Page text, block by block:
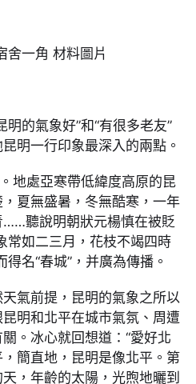
舍一角 材料圖片
明的氣象好”和“有很多老友”
明一行印象最深入的兩點。
地處亞寒帶低緯度高原的昆
夏無盛暑，冬無酷寒，一年
……聽說明朝狀元楊慎在被貶
常如二三月，花枝不竭四時
名“春城”，并廣為傳播。
氣前提，昆明的氣象之所以
明和北平在城市氣氛、周遭
。冰心就回想道：“愛好北
簡直地，昆明是像北平。第
，年齡的太陽，光煦地曬到